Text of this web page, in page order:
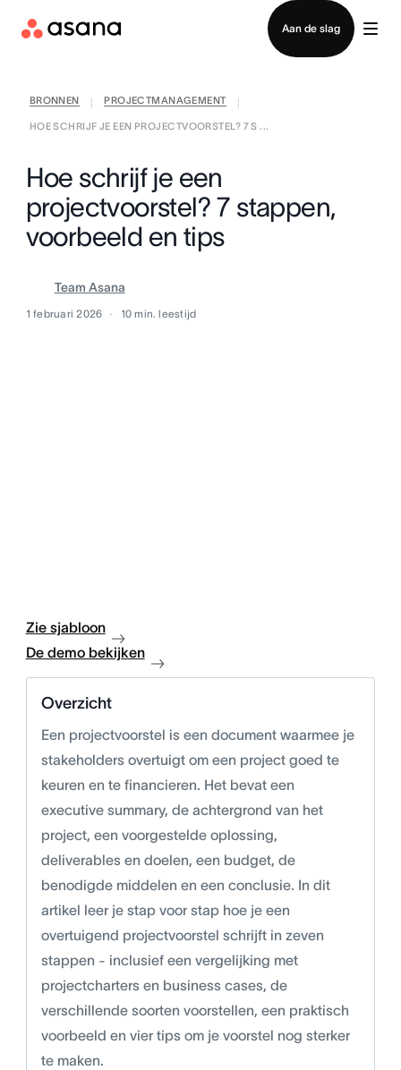
Aan de slag
Contact opnemen met verkoop
BRONNEN PROJECTMANAGEMENT
HOE SCHRIJF JE EEN PROJECTVOORSTEL? 7 S ...
Hoe schrijf je een
projectvoorstel? 7 stappen,
voorbeeld en tips
Team Asana
1 februari 2026 10 min. leestijd
Zie sjabloon
De demo bekijken
Overzicht
Een projectvoorstel is een document waarmee je
stakeholders overtuigt om een project goed te
keuren en te financieren. Het bevat een
executive summary, de achtergrond van het
project, een voorgestelde oplossing,
deliverables en doelen, een budget, de
benodigde middelen en een conclusie. In dit
artikel leer je stap voor stap hoe je een
overtuigend projectvoorstel schrijft in zeven
stappen - inclusief een vergelijking met
projectcharters en business cases, de
verschillende soorten voorstellen, een praktisch
voorbeeld en vier tips om je voorstel nog sterker
te maken.